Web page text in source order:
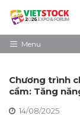
Skip
contentMenu
Về triển lãm
Trưng Bày
Chương trình
cầm: Tăng
14/08/2025